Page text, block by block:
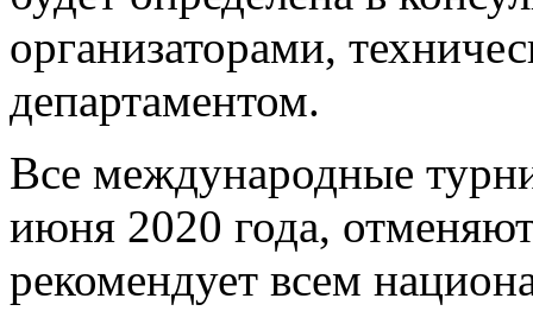
организаторами,
департаментом.
Все международные
июня 2020 года,
рекомендует всем